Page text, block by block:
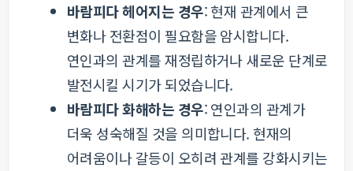
바람피다 헤어지는 경우: 현재 관계에서 큰
변화나 전환점이 필요함을 암시합니다.
연인과의 관계를 재정립하거나 새로운 단계로
발전시킬 시기가 되었습니다.
바람피다 화해하는 경우: 연인과의 관계가
더욱 성숙해질 것을 의미합니다. 현재의
어려움이나 갈등이 오히려 관계를 강화시키는